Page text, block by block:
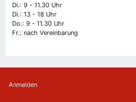
Di.: 9 - 11.30 Uhr
Di.: 13 - 18 Uhr
Do.: 9 - 11.30 Uhr
Fr.: nach Vereinbarung
Anmelden